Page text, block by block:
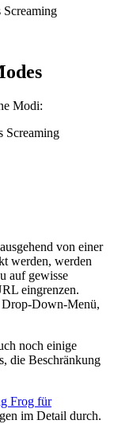
Modi:
von einer
werden, werden
auf gewisse
eingrenzen.
Drop-Down-Menü,
noch einige
die Beschränkung
Frog für
im Detail durch.